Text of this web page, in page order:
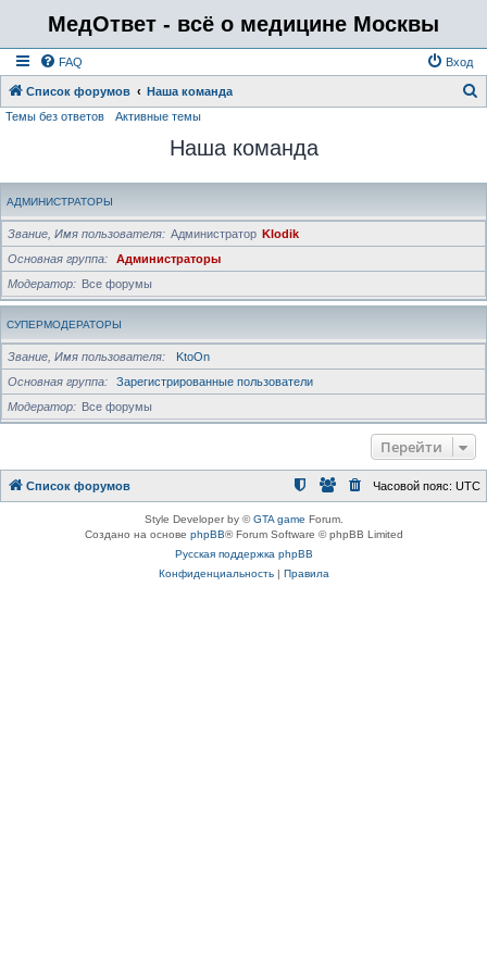
МедОтвет - всё о медицине Москвы
FAQ Вход
Список форумов Наша команда
Темы без ответов Активные темы
Наша команда
АДМИНИСТРАТОРЫ
Звание, Имя пользователя Администратор Klodik
Основная группа
Администраторы
Модератор
Все форумы
СУПЕРМОДЕРАТОРЫ
Звание, Имя пользователя
KtoOn
Основная группа
Зарегистрированные пользователи
Модератор
Все форумы
Перейти
Список форумов Часовой пояс: UTC
Style Developer by ©GTA game Forum.
Создано на основе phpBB® Forum Software © phpBB Limited
Русская поддержка phpBB
Конфиденциальность| Правила